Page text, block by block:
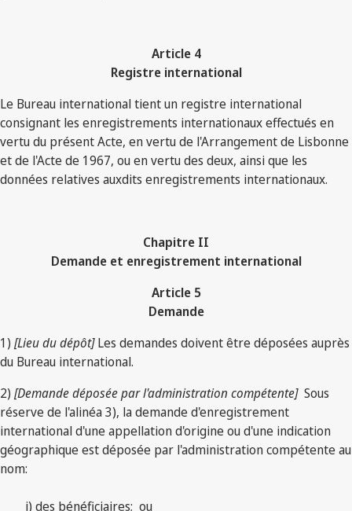
Article 4
Registre international
Le Bureau international tient un registre international
consignant les enregistrements internationaux effectués en
vertu du présent Acte, en vertu de l'Arrangement de Lisbonne
et de l'Acte de 1967, ou en vertu des deux, ainsi que les
données relatives auxdits enregistrements internationaux.
Chapitre II
Demande et enregistrement international
Article 5
Demande
1) [Lieu du dépôt]Les demandes doivent être déposées auprès
du Bureau international.
2) [Demande déposée par l'administration compétente]Sous
réserve de l'alinéa 3), la demande d'enregistrement
international d'une appellation d'origine ou d'une indication
géographique est déposée par l'administration compétente au
nom:
i) des bénéficiaires; ou